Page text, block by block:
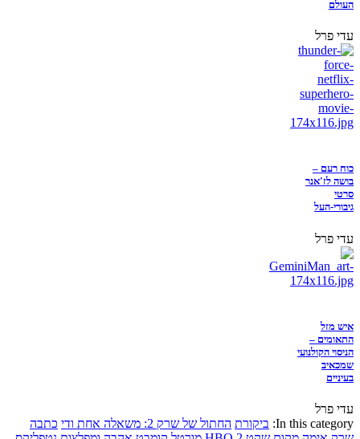
העולם
עדי פרל
כוח רעם –
בושה לז'אנר
סרטי
גיבורי-העל
עדי פרל
איש מזל
התאומים –
הניסוי הקולנועי
שמכאיב
בעיניים
עדי פרל
In this category: ביקורת החתול של שרק 2: משאלה אחת ודי
כתבה